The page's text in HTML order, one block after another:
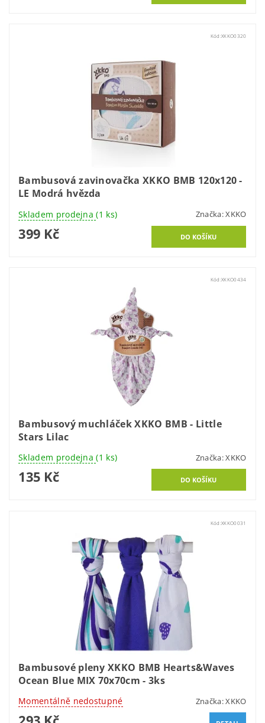
Kód: XKKO0320
Bambusová zavinovačka XKKO BMB 120x120 -
LE Modrá hvězda
Skladem prodejna(1 ks) Značka:XKKO
399 Kč
Kód: XKKO0434
Bambusový muchláček XKKO BMB - Little
Stars Lilac
Skladem prodejna(1 ks) Značka:XKKO
135 Kč
Kód: XKKO0031
Bambusové pleny XKKO BMB Hearts&Waves
Ocean Blue MIX 70x70cm - 3ks
Momentálně nedostupné Značka:XKKO